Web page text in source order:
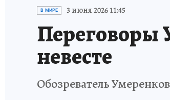
ИСПЫТАНО НА СЕБЕ
В МИРЕ 3 июня 2026 11:45
Переговоры
невесте
Обозреватель